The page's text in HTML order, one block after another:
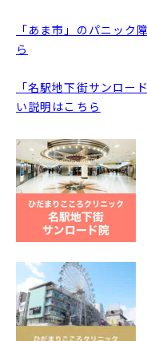
「あま市」のパニック
ら
「名駅地下街サンロー
い説明はこちら